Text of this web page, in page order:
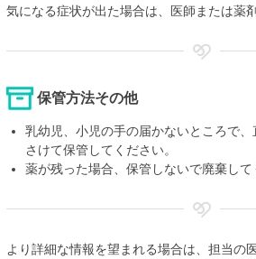
気になる症状が出た場合は、医師または薬
保管方法その他
乳幼児、小児の手の届かないところで
さけて保管してください。
薬が残った場合、保管しないで廃棄して
より詳細な情報を望まれる場合は、担当の